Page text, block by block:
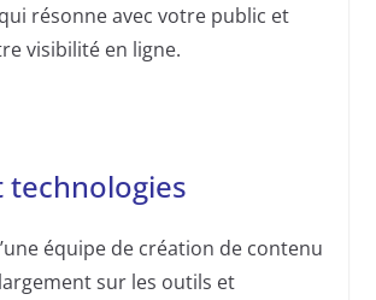
résonne avec votre public et
visibilité en ligne.
technologies
équipe de création de contenu
sur les outils et